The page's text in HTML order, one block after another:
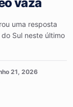
uma resposta
Sul neste último
21, 2026